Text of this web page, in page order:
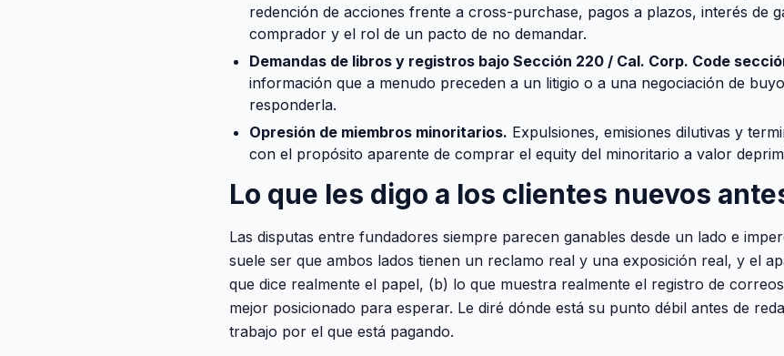
redención de acciones frente a cross-purchase, pagos a plazos, interés de
comprador y el rol de un pacto de no demandar.
Demandas de libros y registros bajo Sección 220 / Cal. Corp. Code
información que a menudo preceden a un litigio o a una negociación de
responderla.
Opresión de miembros minoritarios. Expulsiones, emisiones dilutivas y
con el propósito aparente de comprar el equity del minoritario a valor
Lo que les digo a los clientes nuevos
Las disputas entre fundadores siempre parecen ganables desde un lado e
suele ser que ambos lados tienen un reclamo real y una exposición real, y el
que dice realmente el papel, (b) lo que muestra realmente el registro de
mejor posicionado para esperar. Le diré dónde está su punto débil antes de
trabajo por el que está pagando.